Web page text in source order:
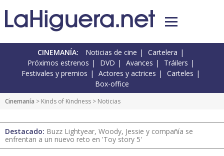
CINEMANÍA: Noticias de cine
Cartelera
Próximos estrenos
DVD Avances
Tráilers
Festivales y premios
Actores y actrices
Carteles
Box-office
Cinemanía > Kinds of Kindness > Noticias
Destacado: Buzz Lightyear, Woody, Jessie y compañía se
enfrentan a un nuevo reto en 'Toy story 5'